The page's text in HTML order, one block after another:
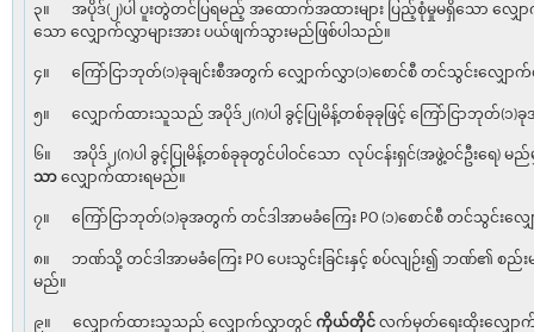
၃။ အပိုဒ်(၂)ပါ ပူးတွဲတင်ပြရမည့် အထောက်အထားများ ပြည့်စုံမှုမရှိသော လျှော
သော လျှောက်လွှာများအား ပယ်ဖျက်သွားမည်ဖြစ်ပါသည်။
၄။ ကြော်ငြာဘုတ်(၁)ခုချင်းစီအတွက် လျှောက်လွှာ(၁)စောင်စီ တင်သွင်းလျှောက်
၅။ လျှောက်ထားသူသည် အပိုဒ်၂(ဂ)ပါ ခွင့်ပြုမိန့်တစ်ခုခုဖြင့် ကြော်ငြာဘုတ်(၁
၆။ အပိုဒ်၂(ဂ)ပါ ခွင့်ပြုမိန့်တစ်ခုခုတွင်ပါဝင်သော လုပ်ငန်းရှင်(အဖွဲ့ဝင်ဦးရေ)
သာ လျှောက်ထားရမည်။
၇။ ကြော်ငြာဘုတ်(၁)ခုအတွက် တင်ဒါအာမခံကြေး PO (၁)စောင်စီ တင်သွင်းလျှ
၈။ ဘဏ်သို့ တင်ဒါအာမခံကြေး PO ပေးသွင်းခြင်းနှင့် စပ်လျဉ်း၍ ဘဏ်၏ စည်း
မည်။
၉။ လျှောက်ထားသူသည် လျှောက်လွှာတွင်ကိုယ်တိုင် လက်မှတ်ရေးထိုးလျှော